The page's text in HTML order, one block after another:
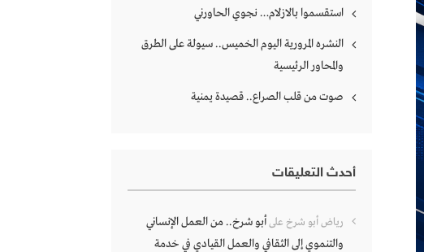
استقسموا بالازلام… نجوي الحاورني
النشره المرورية اليوم الخميس.. سيولة على الطرق
والمحاور الرئيسية
صوت من قلب الصراع.. قصيدة يمنية
أحدث التعليقات
رياض أبو شرخ علىأبو شرخ.. من العمل الإنساني
والتنموي إلى الثقافي والعمل القيادي في خدمة